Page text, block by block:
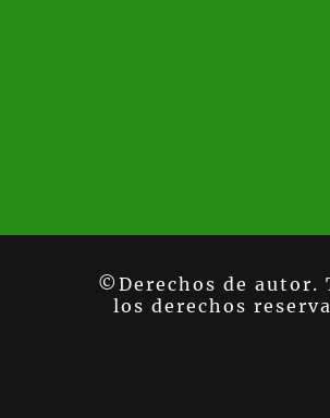
©Derechos de autor.
los derechos